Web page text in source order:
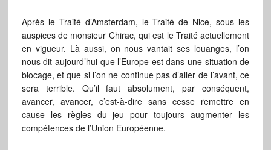
Après le Traité d’Amsterdam, le Traité de Nice, sous les
auspices de monsieur Chirac, qui est le Traité actuellement
en vigueur. Là aussi, on nous vantait ses louanges, l’on
nous dit aujourd’hui que l’Europe est dans une situation de
blocage, et que si l’on ne continue pas d’aller de l’avant, ce
sera terrible. Qu’il faut absolument, par conséquent,
avancer, avancer, c’est-à-dire sans cesse remettre en
cause les règles du jeu pour toujours augmenter les
compétences de l’Union Européenne.